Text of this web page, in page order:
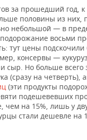
за прошедший год,
половины из них,
небольшой — в
восьми
тут цены
консервы —
сыр. Но больше всего
(сразу на четверть),
(эти продукты
подешевевших
чем на 15%, лишь у
стали дешевле на